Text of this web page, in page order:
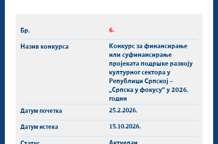
6.
Конкурс за финансирање
или суфинансирање
проjеката подршке развоју
културног сектора у
Републици Српској –
„Српска у фокусу“ у 2026.
годин
25.2.2026.
15.10.2026.